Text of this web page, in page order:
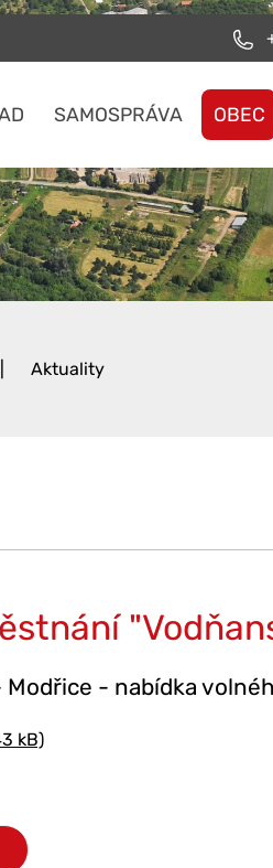
SAMOSPRÁVA OBEC
Aktuality
- nabídka
kB)